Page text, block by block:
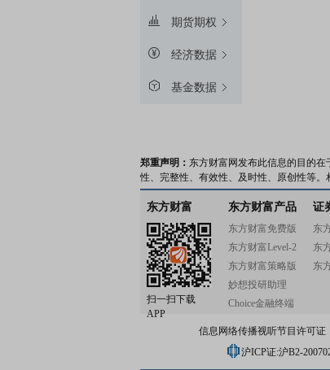
期货期权
经济数据
基金数据
郑重声明： 东方财富网发布此信息的目的
性、完整性、有效性、及时性、原创性等
东方财富
扫一扫下载
APP
东方财富产品
东方财富免费版
东方财富Level-2
东方财富策略版
妙想投研助理
Choice金融终端
证
东
东
东
信息网络传播视听节目许可证
沪ICP证:沪B2-